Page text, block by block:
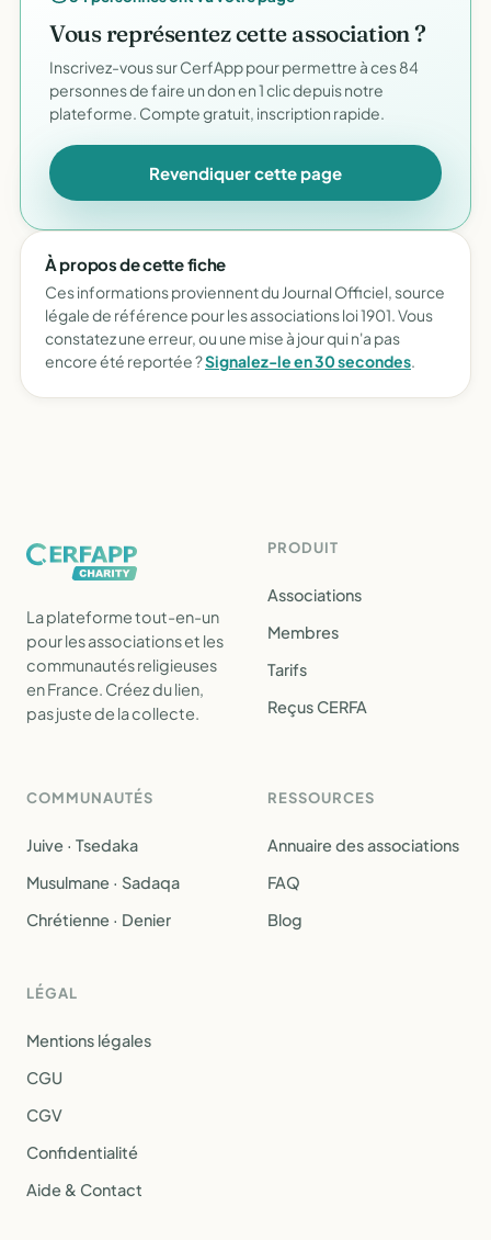
Vous représentez cette association ?
Inscrivez-vous sur CerfApp pour permettre à ces 84
personnes de faire un don en 1 clic depuis notre
plateforme. Compte gratuit, inscription rapide.
Revendiquer cette page
À propos de cette fiche
Ces informations proviennent du Journal Officiel, source
légale de référence pour les associations loi 1901. Vous
constatez une erreur, ou une mise à jour qui n'a pas
encore été reportée ?Signalez-le en 30 secondes.
La plateforme tout-en-un
pour les associations et les
communautés religieuses
en France. Créez du lien,
pas juste de la collecte.
PRODUIT
Associations
Membres
Tarifs
Reçus CERFA
COMMUNAUTÉS
Juive · Tsedaka
Musulmane · Sadaqa
Chrétienne · Denier
RESSOURCES
Annuaire des associations
FAQ
Blog
LÉGAL
Mentions légales
CGU
CGV
Confidentialité
Aide & Contact